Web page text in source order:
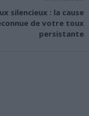
silencieux : la cause
de votre toux
persistante